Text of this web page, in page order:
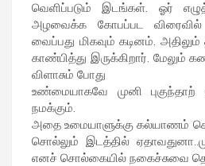
வெளிப்படும் இடங்கள். ஓர்
அழவைக்க கோபப்பட விரைவில்
வைப்பது மிகவும் கடினம்.
காண்பித்து இருக்கிறார்.
விளாசும் போது
உண்மையாகவே முனி புகுந்தாற்
நமக்கும்.
அதை உமையாளுக்கு கல்யாணம்
சொல்லும் இடத்தில்
எனச் சொல்கையில் நகைச்சுவை